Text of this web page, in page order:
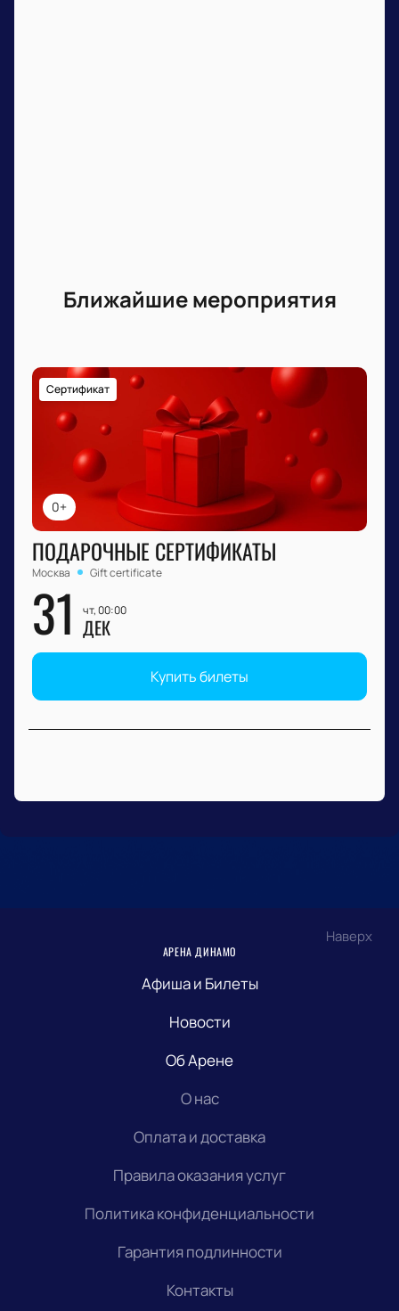
Ближайшие мероприятия
0+
Сертификат
ПОДАРОЧНЫЕ СЕРТИФИКАТЫ
Москва Gift certificate
31 чт, 00:00
ДЕК
Купить билеты
Наверх
АРЕНА ДИНАМО
Афиша и Билеты
Новости
Об Арене
О нас
Оплата и доставка
Правила оказания услуг
Политика конфиденциальности
Гарантия подлинности
Контакты